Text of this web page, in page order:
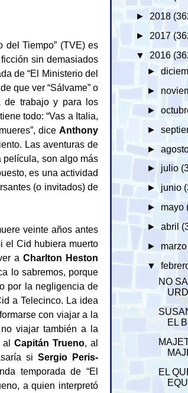
del Tiempo” (TVE) es
sin demasiados
de “El Ministerio del
que ver “Sálvame” o
de trabajo y para los
todo: “Vas a Italia,
dice Anthony
Las aventuras de
película, son algo más
es una actividad
(o invitados) de
veinte años antes
el Cid hubiera muerto
aCharlton Heston
lo sabremos, porque
por la negligencia de
a Telecinco. La idea
con viajar a la
viajar también a la
alCapitán Trueno, al
siSergio Peris-
temporada de “El
a quien interpretó
► 2018
► 2017
▼ 2016
►
►
►
►
►
► julio
► junio
► mayo
► abril
► marzo
▼
NO
EL
EL